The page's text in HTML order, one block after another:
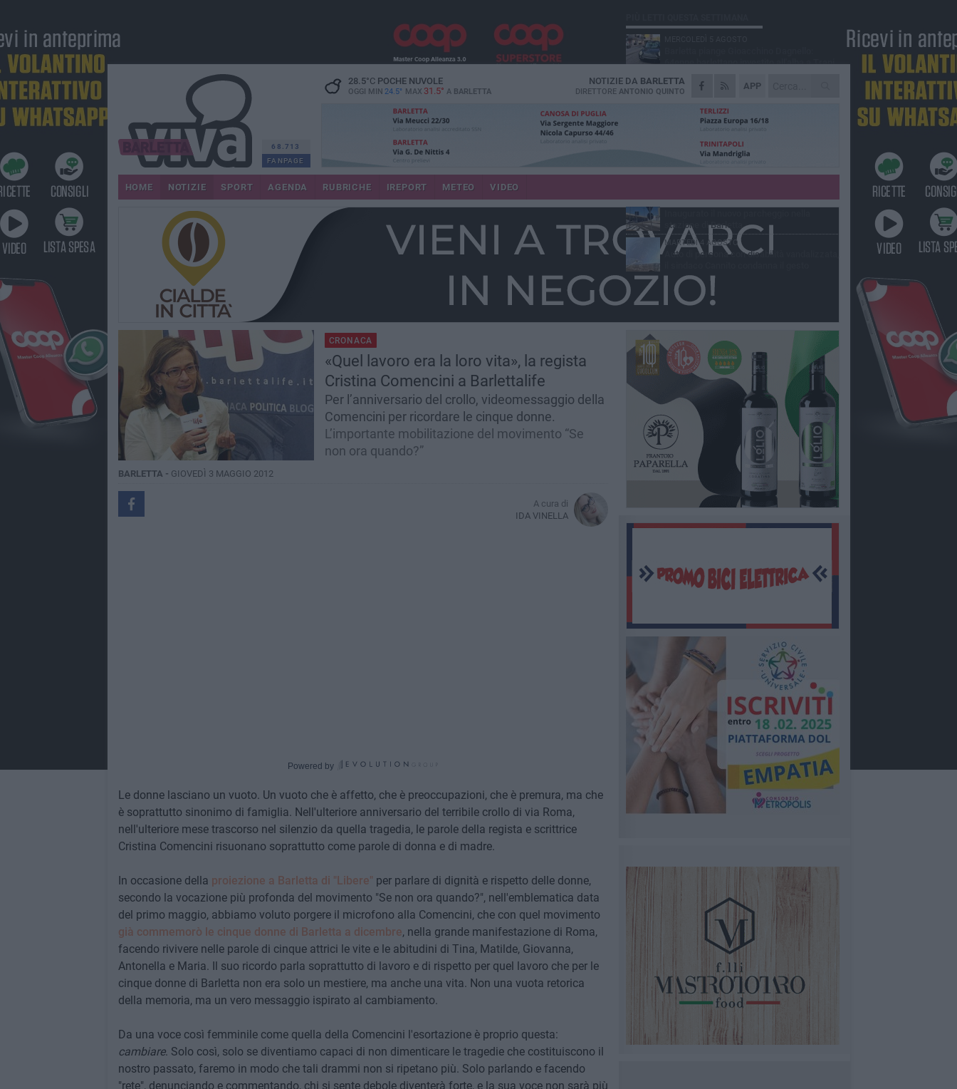
68.713
FANPAGE
28.5°CPOCHE NUVOLE
OGGI MIN 24.5° MAX 31.5° A BARLETTA
APP
NOTIZIE DA BARLETTA
DIRETTORE ANTONIO QUINTO
HOME NOTIZIE SPORT AGENDA RUBRICHE IREPORT METEO VIDEO
CRONACA
«Quel lavoro era la loro vita», la regista
Cristina Comencini a Barlettalife
Per l’anniversario del crollo, videomessaggio della
Comencini per ricordare le cinque donne.
L’importante mobilitazione del movimento “Se
non ora quando?”
BARLETTA - GIOVEDÌ 3 MAGGIO 2012
A cura di
IDA VINELLA
Powered by
Le donne lasciano un vuoto. Un vuoto che è affetto, che è preoccupazioni, che è premura, ma che
è soprattutto sinonimo di famiglia. Nell'ulteriore anniversario del terribile crollo di via Roma,
nell'ulteriore mese trascorso nel silenzio da quella tragedia, le parole della regista e scrittrice
Cristina Comencini risuonano soprattutto come parole di donna e di madre.
In occasione della proiezione a Barletta di "Libere" per parlare di dignità e rispetto delle donne,
secondo la vocazione più profonda del movimento "Se non ora quando?", nell'emblematica data
del primo maggio, abbiamo voluto porgere il microfono alla Comencini, che con quel movimento
già commemorò le cinque donne di Barletta a dicembre, nella grande manifestazione di Roma,
facendo rivivere nelle parole di cinque attrici le vite e le abitudini di Tina, Matilde, Giovanna,
Antonella e Maria. Il suo ricordo parla soprattutto di lavoro e di rispetto per quel lavoro che per le
cinque donne di Barletta non era solo un mestiere, ma anche una vita. Non una vuota retorica
della memoria, ma un vero messaggio ispirato al cambiamento.
Da una voce così femminile come quella della Comencini l'esortazione è proprio questa:
cambiare. Solo così, solo se diventiamo capaci di non dimenticare le tragedie che costituiscono il
nostro passato, faremo in modo che tali drammi non si ripetano più. Solo parlando e facendo
"rete", denunciando e commentando, chi si sente debole diventerà forte, e la sua voce non sarà più
64enne barlettano investito all'alba a Trani
GIOVEDÌ 6 AGOSTO
Il ricordo di "Cecco", il benzinaio col
separavano dalla pensione»
MERCOLEDÌ 5 AGOSTO
sopralluogo nell'area dell'evento
DOMENICA 2 AGOSTO
Beni confiscati alla mafia. Nasce il servizio
VENERDÌ 31 LUGLIO
stazione di Barletta
MARTEDÌ 4 AGOSTO
Auto di persona con disabilità vandalizzata,